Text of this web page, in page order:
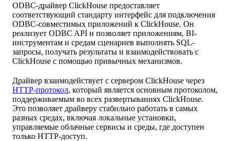
ODBC-драйвер ClickHouse предоставляет
соответствующий стандарту интерфейс для подключения
ODBC-совместимых приложений к ClickHouse. Он
реализует ODBC API и позволяет приложениям, BI-
инструментам и средам сценариев выполнять SQL-
запросы, получать результаты и взаимодействовать с
ClickHouse с помощью привычных механизмов.
Драйвер взаимодействует с сервером ClickHouse через
HTTP-протокол, который является основным протоколом,
поддерживаемым во всех развертываниях ClickHouse.
Это позволяет драйверу стабильно работать в самых
разных средах, включая локальные установки,
управляемые облачные сервисы и среды, где доступен
только HTTP-доступ.